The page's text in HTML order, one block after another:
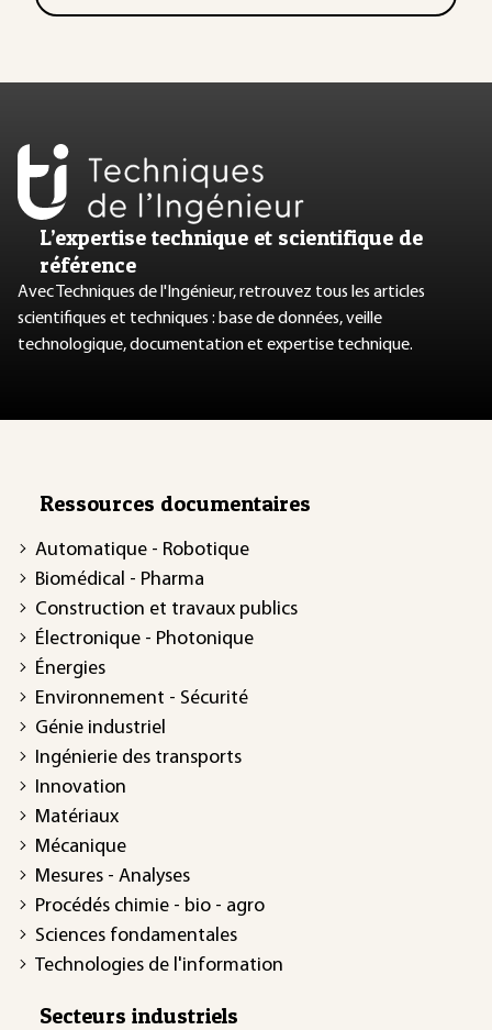
L’expertise technique et scientifique de
référence
Avec Techniques de l'Ingénieur, retrouvez tous les articles
scientifiques et techniques : base de données, veille
technologique, documentation et expertise technique.
Ressources documentaires
Automatique - Robotique
Biomédical - Pharma
Construction et travaux publics
Électronique - Photonique
Énergies
Environnement - Sécurité
Génie industriel
Ingénierie des transports
Innovation
Matériaux
Mécanique
Mesures - Analyses
Procédés chimie - bio - agro
Sciences fondamentales
Technologies de l'information
Secteurs industriels